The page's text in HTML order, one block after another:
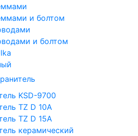
и болтом
и болтом
KSD-9700
TZ D 10A
TZ D 15A
керамический